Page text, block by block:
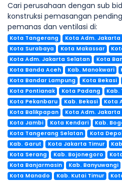
Cari perusahaan dengan sub
konstruksi pemasangan
pemanas dan ventilasi di:
Kota Tangerang Kota Adm. Jakarta
Kota Surabaya
Kota Makassar
Kota Adm. Jakarta Selatan
Kota
Kota Banda Aceh
Kab. Manokwari
Kota Bandar Lampung
Kota Bekasi
Kota Pontianak
Kota Padang Kab.
Kota Pekanbaru
Kab. Bekasi
Kota
Kota Balikpapan
Kota Adm. Jakarta
Kota Jambi
Kota Kendari Kab.
Kota Tangerang Selatan
Kota
Kab. Garut
Kota Jakarta Timur
Kota Serang
Kab. Bojonegoro
Kota Banjarmasin
Kab. Banyuwangi
Kota Manado
Kab. Kutai Timur